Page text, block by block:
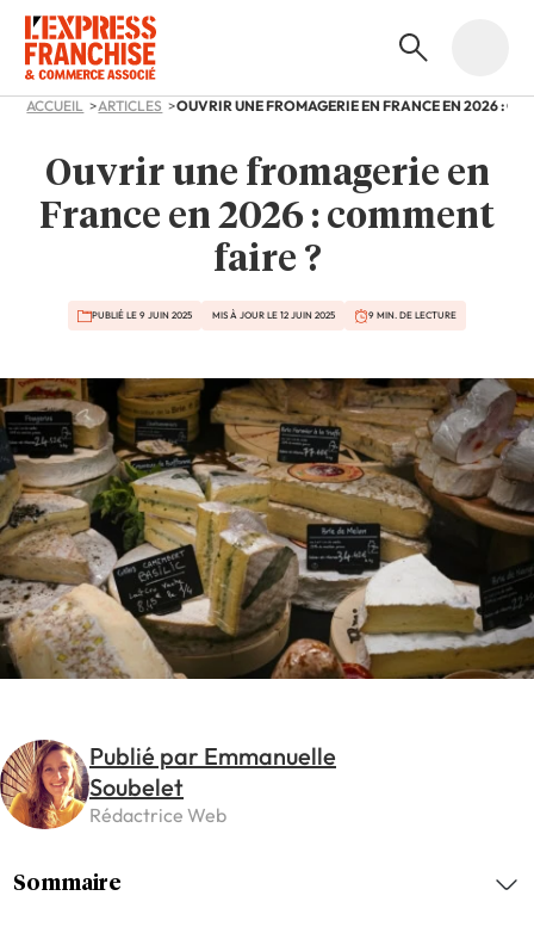
ACCUEIL ARTICLES
Ouvrir une fromagerie en
France en 2026 : comment
faire ?
PUBLIÉ LE 9 JUIN 2025 MIS À JOUR LE 12 JUIN 2025 9 MIN. DE LECTURE
Publié par Emmanuelle
Soubelet
Rédactrice Web
Sommaire